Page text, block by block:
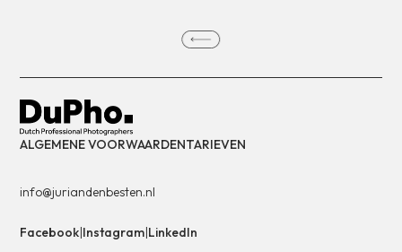
ALGEMENE VOORWAARDENTARIEVEN
info@juriandenbesten.nl
Facebook|Instagram|LinkedIn